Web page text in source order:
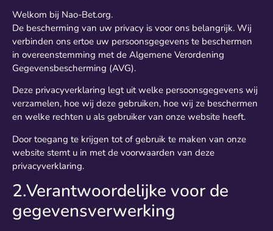
Welkom bij Nao-Bet.org.
De bescherming van uw privacy is voor ons belangrijk. Wij
verbinden ons ertoe uw persoonsgegevens te beschermen
in overeenstemming met de Algemene Verordening
Gegevensbescherming (AVG).
Deze privacyverklaring legt uit welke persoonsgegevens wij
verzamelen, hoe wij deze gebruiken, hoe wij ze beschermen
en welke rechten u als gebruiker van onze website heeft.
Door toegang te krijgen tot of gebruik te maken van onze
website stemt u in met de voorwaarden van deze
privacyverklaring.
2.Verantwoordelijke voor de
gegevensverwerking